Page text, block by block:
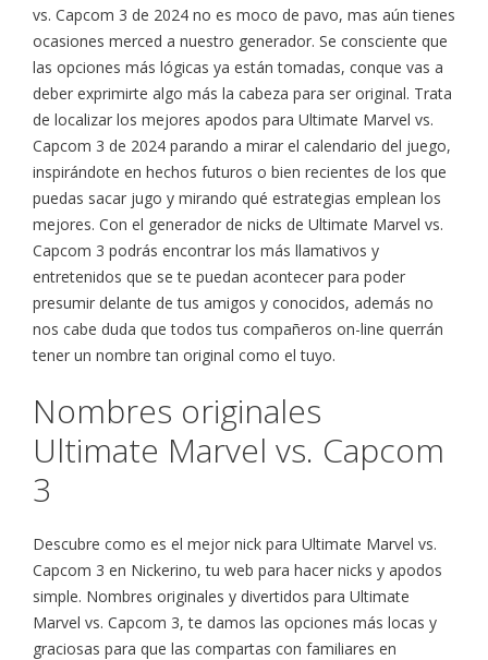
vs. Capcom 3 de 2024 no es moco de pavo, mas aún tienes
ocasiones merced a nuestro generador. Se consciente que
las opciones más lógicas ya están tomadas, conque vas a
deber exprimirte algo más la cabeza para ser original. Trata
de localizar los mejores apodos para Ultimate Marvel vs.
Capcom 3 de 2024 parando a mirar el calendario del juego,
inspirándote en hechos futuros o bien recientes de los que
puedas sacar jugo y mirando qué estrategias emplean los
mejores. Con el generador de nicks de Ultimate Marvel vs.
Capcom 3 podrás encontrar los más llamativos y
entretenidos que se te puedan acontecer para poder
presumir delante de tus amigos y conocidos, además no
nos cabe duda que todos tus compañeros on-line querrán
tener un nombre tan original como el tuyo.
Nombres originales
Ultimate Marvel vs. Capcom
3
Descubre como es el mejor nick para Ultimate Marvel vs.
Capcom 3 en Nickerino, tu web para hacer nicks y apodos
simple. Nombres originales y divertidos para Ultimate
Marvel vs. Capcom 3, te damos las opciones más locas y
graciosas para que las compartas con familiares en